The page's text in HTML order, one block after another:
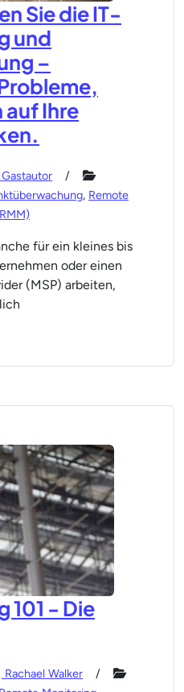
Sie die IT-
und
–
auf Ihre
Gastautor
, Remote
für ein kleines bis
oder einen
(MSP) arbeiten,
101 - Die
Rachael Walker